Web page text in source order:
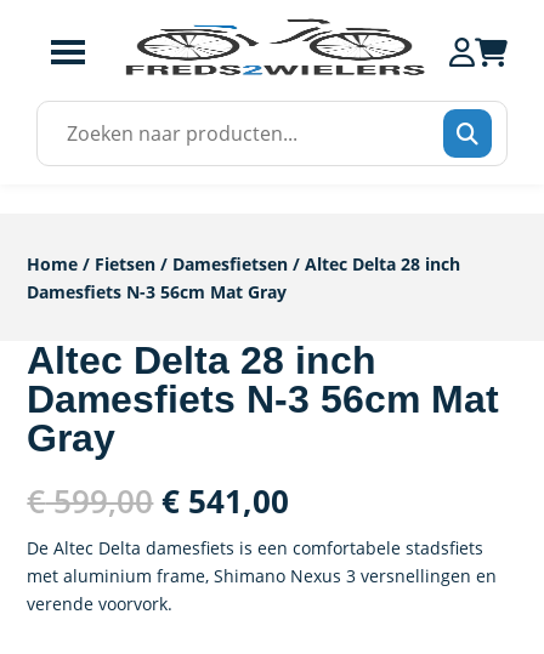
Zoek
naar:
Home / Fietsen / Damesfietsen / Altec Delta 28 inch
Damesfiets N-3 56cm Mat Gray
Altec Delta 28 inch
Damesfiets N-3 56cm Mat
Gray
€599,00Oorspronkelijke
prijs
was:
€ 599,00.
€ 541,00
is:
€ 541,00.
De Altec Delta damesfiets is een comfortabele stadsfiets
met aluminium frame, Shimano Nexus 3 versnellingen en
verende voorvork.